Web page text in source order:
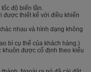
độ biến tần.
được thiết kế với điều khiển
nhau và hình dạng không
bì cụ thể của khách hàng.)
được cố định theo kiểu